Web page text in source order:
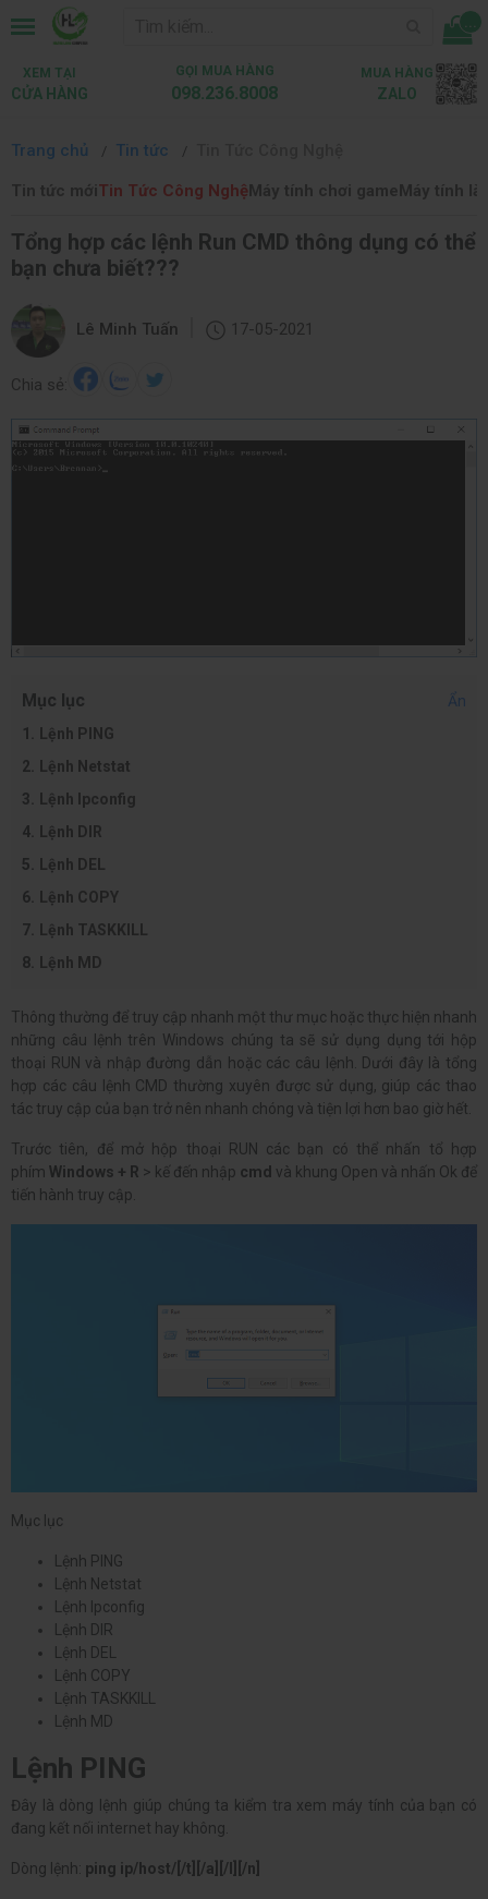
...
XEM TẠI
CỬA HÀNG
GỌI MUA HÀNG
098.236.8008
MUA HÀNG
ZALO
Trang chủ Tin tức
Tin tức mớiTin Tức Công NghệMáy tính chơi gameMáy tính
Tổng hợp các lệnh Run CMD thông dụng có thể
bạn chưa biết???
Lê Minh Tuấn 17-05-2021
Chia sẻ:
Mục lục
Ẩn
Lệnh PING
Lệnh Netstat
Lệnh Ipconfig
Lệnh DIR
Lệnh DEL
Lệnh COPY
Lệnh TASKKILL
Lệnh MD
Thông thường để truy cập nhanh một thư mục hoặc thực hiện nhanh
những câu lệnh trên Windows chúng ta sẽ sử dụng dụng tới hộp
thoại RUN và nhập đường dẫn hoặc các câu lệnh. Dưới đây là tổng
hợp các câu lệnh CMD thường xuyên được sử dụng, giúp các thao
tác truy cập của bạn trở nên nhanh chóng và tiện lợi hơn bao giờ hết.
Trước tiên, để mở hộp thoại RUN các bạn có thể nhấn tổ hợp
phím Windows + R > kế đến nhập cmd và khung Open và nhấn Ok để
tiến hành truy cập.
Mục lục
Lệnh PING
Lệnh Netstat
Lệnh Ipconfig
Lệnh DIR
Lệnh DEL
Lệnh COPY
Lệnh TASKKILL
Lệnh MD
Lệnh PING
Đây là dòng lệnh giúp chúng ta kiểm tra xem máy tính của bạn có
đang kết nối internet hay không.
Dòng lệnh: ping ip/host/[/t][/a][/l][/n]